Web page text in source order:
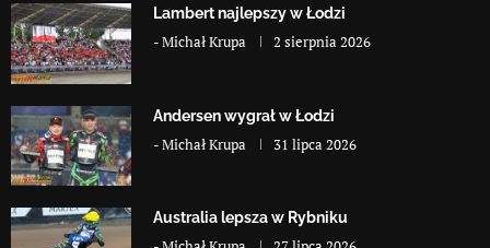
Lambert najlepszy w Łodzi
-Michał Krupa 2 sierpnia 2026
Andersen wygrał w Łodzi
-Michał Krupa 31 lipca 2026
Australia lepsza w Rybniku